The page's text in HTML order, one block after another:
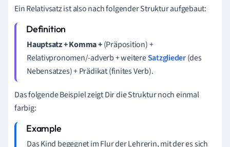
Ein Relativsatz ist also nach folgender Struktur aufgebaut:
Hauptsatz + Komma +(Präposition)+
Relativpronomen/-adverb+weitereSatzglieder(des
Nebensatzes)+Prädikat (finites Verb).
Das folgende Beispiel zeigt Dir die Struktur noch einmal
farbig:
Das Kind begegnet im Flur der Lehrerin,mitderes sich